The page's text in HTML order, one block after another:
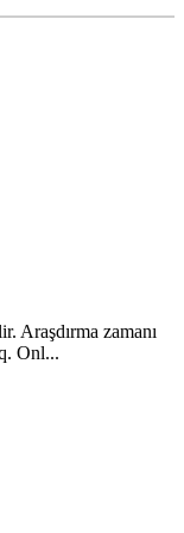
Araşdırma zamanı
Onl...